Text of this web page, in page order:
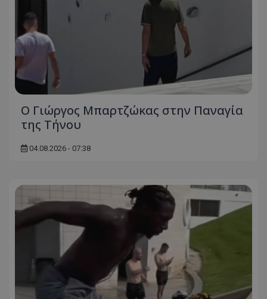
Ο Γιώργος Μπαρτζώκας στην Παναγία
της Τήνου
04.08.2026 - 07:38